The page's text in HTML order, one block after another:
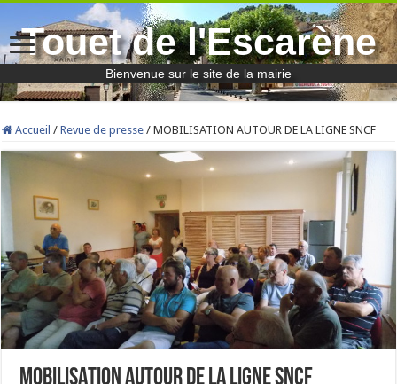
Touet de l'Escarène
Bienvenue sur le site de la mairie
Accueil / Revue de presse / MOBILISATION AUTOUR DE LA LIGNE SNCF
MOBILISATION AUTOUR DE LA LIGNE SNCF